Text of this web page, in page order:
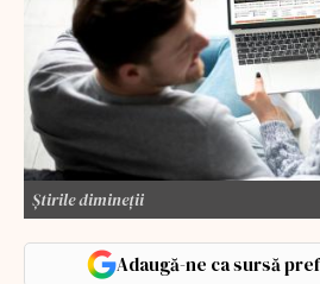
Știrile dimineții
Adaugă-ne ca sursă